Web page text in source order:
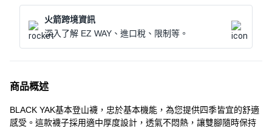
火箭跨境資訊
深入了解 EZ WAY、進口稅、限制等。
商品概述
BLACK YAK基本登山襪，忠於基本機能，為您提供四季皆宜的舒適
感受。這款襪子採用適中厚度設計，透氣不悶熱，讓雙腳隨時保持